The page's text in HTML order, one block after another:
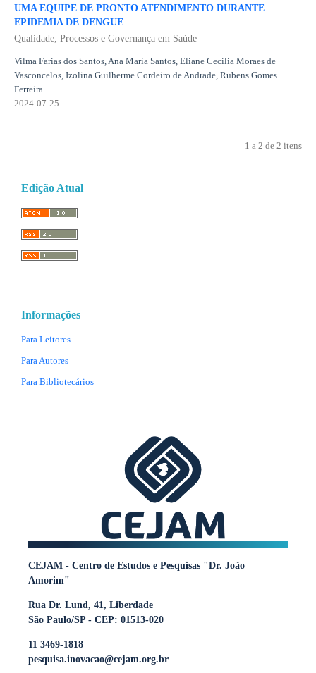
UMA EQUIPE DE PRONTO ATENDIMENTO DURANTE
EPIDEMIA DE DENGUE
Qualidade, Processos e Governança em Saúde
Vilma Farias dos Santos, Ana Maria Santos, Eliane Cecilia Moraes de
Vasconcelos, Izolina Guilherme Cordeiro de Andrade, Rubens Gomes
Ferreira
2024-07-25
1 a 2 de 2 itens
Edição Atual
Informações
Para Leitores
Para Autores
Para Bibliotecários
CEJAM - Centro de Estudos e Pesquisas "Dr. João
Amorim"
Rua Dr. Lund, 41, Liberdade
São Paulo/SP - CEP: 01513-020
11 3469-1818
pesquisa.inovacao@cejam.org.br